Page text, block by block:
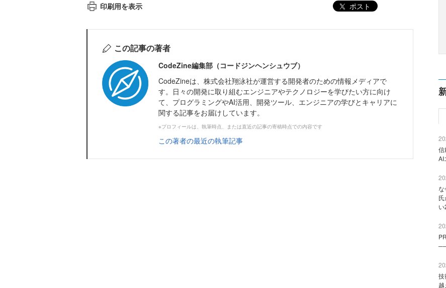
印刷用を表示 ポスト
この記事の著者
CodeZine編集部（コードジンヘンシュウブ）
CodeZineは、株式会社翔泳社が運営する開発者のための情報メディアで
す。日々の開発に取り組むエンジニアやテクノロジーを学びたい方に向け
て、プログラミングやAI活用、開発ツール、エンジニアの学びとキャリアに
関する記事をお届けしています。
※プロフィールは、執筆時点、または直近の記事の寄稿時点での内容です
この著者の最近の執筆記事
信
AI
な